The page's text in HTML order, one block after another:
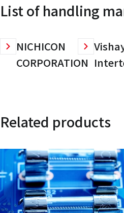
List of handling
NICHICON
CORPORATION
Related products